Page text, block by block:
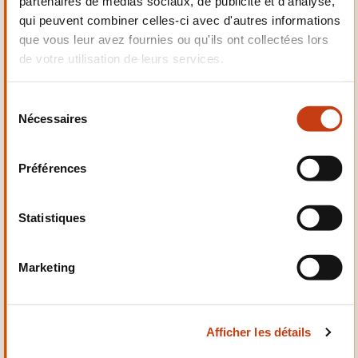
qui peuvent combiner celles-ci avec d'autres informations
que vous leur avez fournies ou qu'ils ont collectées lors
de votre utilisation de leurs services.
Nécessaires
Préférences
Statistiques
Marketing
Afficher les détails
Electrotechnique,
Automatismes